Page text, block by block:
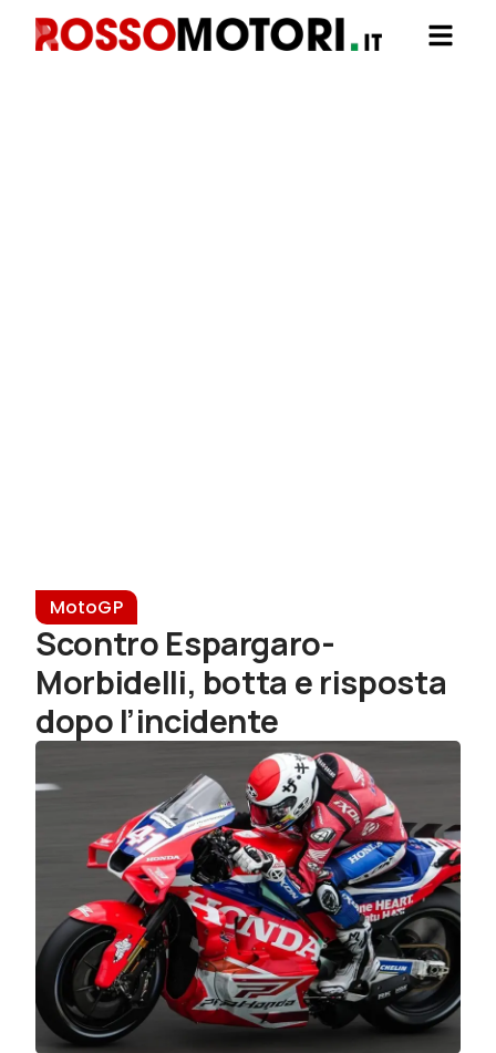
MotoGP
Scontro Espargaro-
Morbidelli, botta e risposta
dopo l’incidente